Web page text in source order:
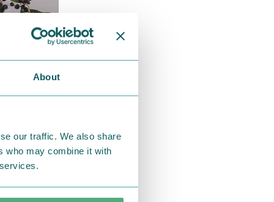
About
our traffic. We also share
who may combine it with